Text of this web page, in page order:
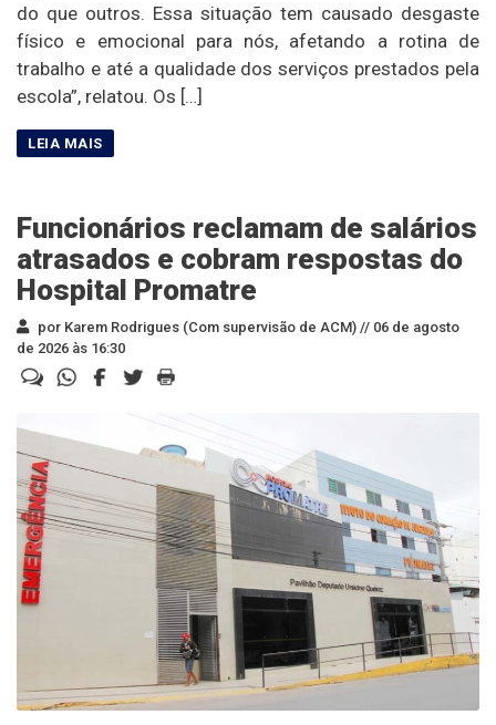
do que outros. Essa situação tem causado desgaste
físico e emocional para nós, afetando a rotina de
trabalho e até a qualidade dos serviços prestados pela
escola”, relatou. Os […]
Funcionários reclamam de salários
atrasados e cobram respostas do
Hospital Promatre
por Karem Rodrigues (Com supervisão de ACM) // 06 de agosto
de 2026 às 16:30